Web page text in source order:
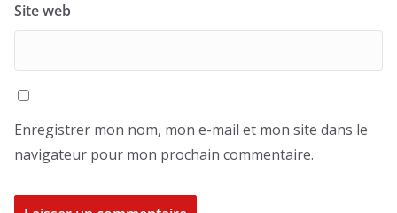
Site web
Enregistrer mon nom, mon e-mail et mon site dans le
navigateur pour mon prochain commentaire.